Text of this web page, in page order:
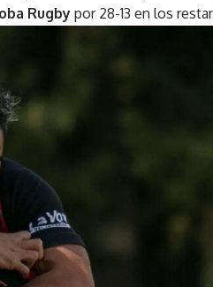
Rugbypor 28-13 en los